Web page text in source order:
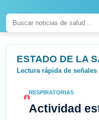
ESTADO DE LA
Lectura rápida de
RESPIRATORIAS
Actividad